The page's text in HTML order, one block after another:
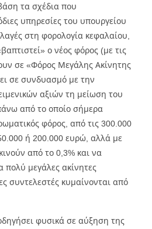
τα σχέδια που
υπηρεσίες του υπουργείου
στη φορολογία κεφαλαίου,
ο νέος φόρος (με τις
σε «Φόρος Μεγάλης Ακίνητης
σε συνδυασμό με την
αξιών τη μείωση του
από το οποίο σήμερα
φόρος, από τις 300.000
ή 200.000 ευρώ, αλλά με
από το 0,3% και να
πολύ μεγάλες ακίνητες
συντελεστές κυμαίνονται από
φυσικά σε αύξηση της